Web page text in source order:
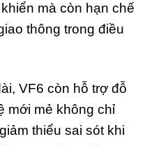
mà còn hạn chế
thông trong điều
VF6 còn hỗ trợ đỗ
mới mẻ không chỉ
thiểu sai sót khi